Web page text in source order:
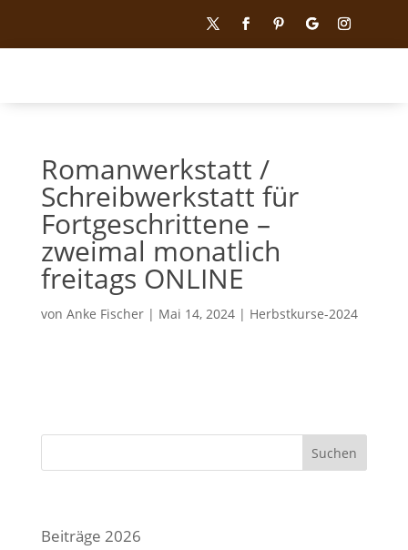
Romanwerkstatt /
Schreibwerkstatt für
Fortgeschrittene –
zweimal monatlich
freitags ONLINE
von Anke Fischer| Mai 14, 2024| Herbstkurse-2024
Suchen
Beiträge 2026